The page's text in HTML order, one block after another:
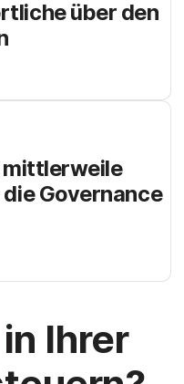
über den
mittlerweile
Governance
in Ihrer